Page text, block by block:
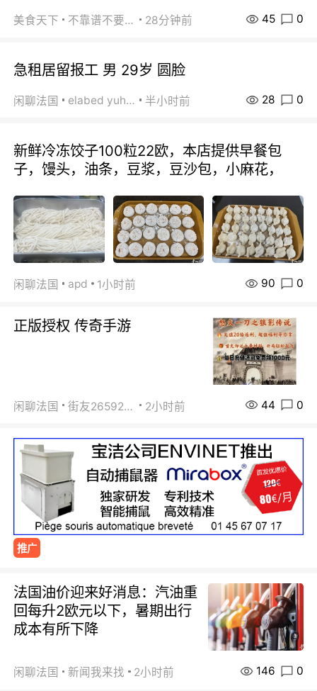
美食天下 不靠谱不要联系 28分钟前 45 0
急租居留报工 男 29岁 圆脸
闲聊法国 elabed yuhua 半小时前 28 0
新鲜冷冻饺子100粒22欧，本店提供早餐包
子，馒头，油条，豆浆，豆沙包，小麻花，
闲聊法国 apd 1小时前 90 0
正版授权 传奇手游
闲聊法国 街友26592800 2小时前 44 0
推广
法国油价迎来好消息：汽油重
回每升2欧元以下，暑期出行
成本有所下降
闲聊法国 新闻我来找 2小时前 146 0